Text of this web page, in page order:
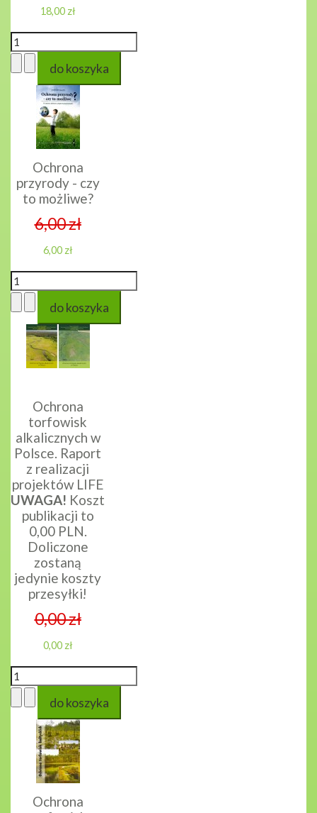
18,00 zł
Ochrona
przyrody - czy
to możliwe?
6,00 zł
6,00 zł
Ochrona
torfowisk
alkalicznych w
Polsce. Raport
z realizacji
projektów LIFE
UWAGA! Koszt
publikacji to
0,00 PLN.
Doliczone
zostaną
jedynie koszty
przesyłki!
0,00 zł
0,00 zł
Ochrona